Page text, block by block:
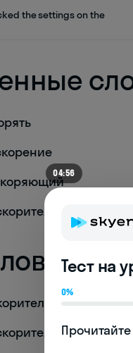
the settings on the
(ед. число)
(мн. число)
04:56
Тест на
0%